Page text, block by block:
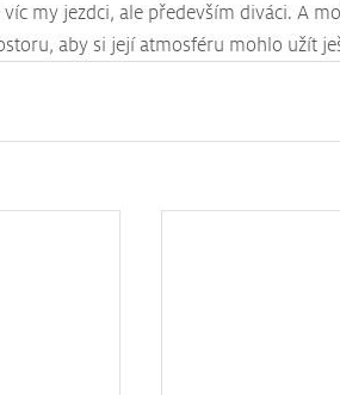
my jezdci, ale především diváci. A
aby si její atmosféru mohlo užít